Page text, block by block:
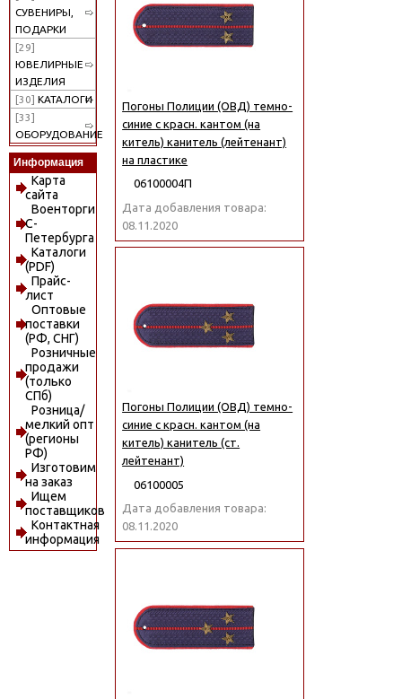
СУВЕНИРЫ,
ПОДАРКИ
[29]
ЮВЕЛИРНЫЕ
ИЗДЕЛИЯ
[30] КАТАЛОГИ
[33]
ОБОРУДОВАНИЕ
Информация
Карта
сайта
Военторги
С-
Петербурга
Каталоги
(PDF)
Прайс-
лист
Оптовые
поставки
(РФ, СНГ)
Розничные
продажи
(только
СПб)
Розница/
мелкий опт
(регионы
РФ)
Изготовим
на заказ
Ищем
поставщиков
Контактная
информация
Погоны Полиции (ОВД) темно-
синие с красн. кантом (на
китель) канитель (лейтенант)
на пластике
06100004П
Дата добавления товара:
08.11.2020
Погоны Полиции (ОВД) темно-
синие с красн. кантом (на
китель) канитель (ст.
лейтенант)
06100005
Дата добавления товара:
08.11.2020